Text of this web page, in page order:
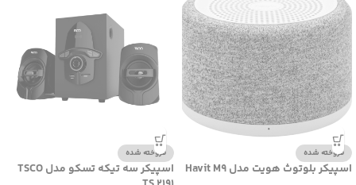
فروخته شده
اسپیکر بلوتوث هویت مدل Havit M9
فروخته شده
اسپیکر سه تیکه تسکو مدل TSCO